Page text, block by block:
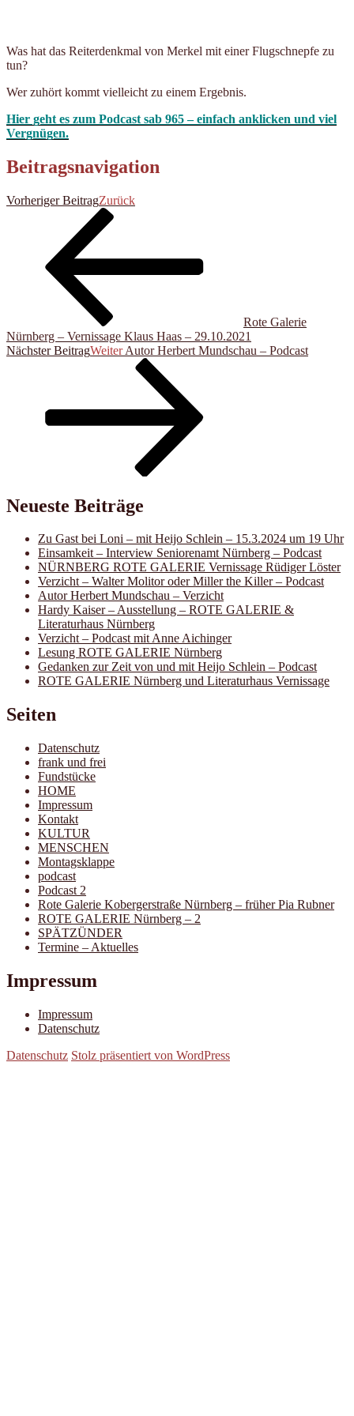
Was hat das Reiterdenkmal von Merkel mit einer Flugschnepfe zu
tun?
Wer zuhört kommt vielleicht zu einem Ergebnis.
Hier geht es zum Podcast sab 965 – einfach anklicken und viel
Vergnügen.
Beitragsnavigation
Vorheriger BeitragZurück
Rote Galerie
Nürnberg – Vernissage Klaus Haas – 29.10.2021
Nächster BeitragWeiter Autor Herbert Mundschau – Podcast
Neueste Beiträge
Zu Gast bei Loni – mit Heijo Schlein – 15.3.2024 um 19 Uhr
Einsamkeit – Interview Seniorenamt Nürnberg – Podcast
NÜRNBERG ROTE GALERIE Vernissage Rüdiger Löster
Verzicht – Walter Molitor oder Miller the Killer – Podcast
Autor Herbert Mundschau – Verzicht
Hardy Kaiser – Ausstellung – ROTE GALERIE &
Literaturhaus Nürnberg
Verzicht – Podcast mit Anne Aichinger
Lesung ROTE GALERIE Nürnberg
Gedanken zur Zeit von und mit Heijo Schlein – Podcast
ROTE GALERIE Nürnberg und Literaturhaus Vernissage
Seiten
Datenschutz
frank und frei
Fundstücke
HOME
Impressum
Kontakt
KULTUR
MENSCHEN
Montagsklappe
podcast
Podcast 2
Rote Galerie Kobergerstraße Nürnberg – früher Pia Rubner
ROTE GALERIE Nürnberg – 2
SPÄTZÜNDER
Termine – Aktuelles
Impressum
Impressum
Datenschutz
Datenschutz Stolz präsentiert von WordPress